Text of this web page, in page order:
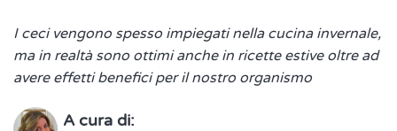
I ceci vengono spesso impiegati nella cucina invernale,
ma in realtà sono ottimi anche in ricette estive oltre ad
avere effetti benefici per il nostro organismo
A cura di: